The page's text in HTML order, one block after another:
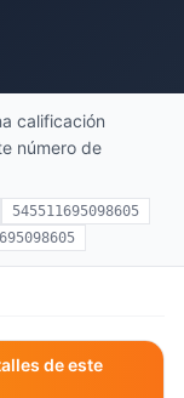
calificación
número de
545511695098605
de este